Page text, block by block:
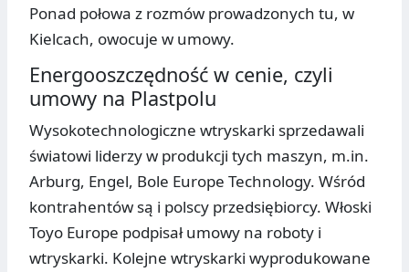
Ponad połowa z rozmów prowadzonych tu, w
Kielcach, owocuje w umowy.
Energooszczędność w cenie, czyli
umowy na Plastpolu
Wysokotechnologiczne wtryskarki sprzedawali
światowi liderzy w produkcji tych maszyn, m.in.
Arburg, Engel, Bole Europe Technology. Wśród
kontrahentów są i polscy przedsiębiorcy. Włoski
Toyo Europe podpisał umowy na roboty i
wtryskarki. Kolejne wtryskarki wyprodukowane